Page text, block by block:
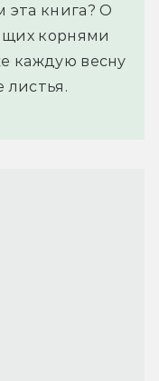
эта книга? О
корнями
каждую весну